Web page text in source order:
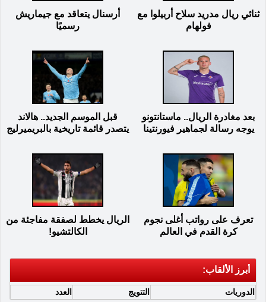
ثنائي ريال مدريد سلاح أربيلوا مع
فولهام
أرسنال يتعاقد مع جيماريش
رسميًا
بعد مغادرة الريال.. ماستانتونو
يوجه رسالة لجماهير فيورنتينا
قبل الموسم الجديد.. هالاند
يتصدر قائمة تاريخية بالبريميرليج
تعرف على رواتب أغلى نجوم
كرة القدم في العالم
الريال يخطط لصفقة مفاجئة من
الكالتشيو!
أبرز الألقاب:
الدوريات التتويج العدد